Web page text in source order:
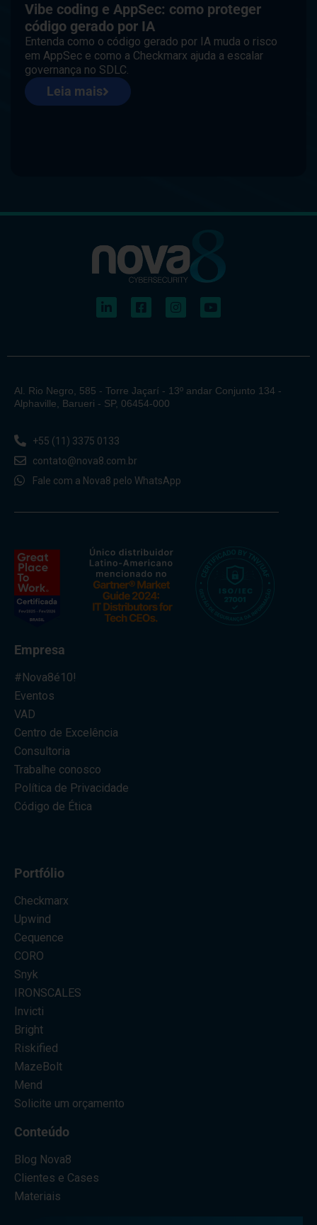
Vibe coding e AppSec: como proteger
código gerado por IA
Entenda como o código gerado por IA muda o risco
em AppSec e como a Checkmarx ajuda a escalar
governança no SDLC.
Leia mais
Al. Rio Negro, 585 - Torre Jaçarí - 13º andar Conjunto 134 -
Alphaville, Barueri - SP, 06454-000
+55 (11) 3375 0133
contato@nova8.com.br
Fale com a Nova8 pelo WhatsApp
Empresa
#Nova8é10!
Eventos
VAD
Centro de Excelência
Consultoria
Trabalhe conosco
Política de Privacidade
Código de Ética
Portfólio
Checkmarx
Upwind
Cequence
CORO
Snyk
IRONSCALES
Invicti
Bright
Riskified
MazeBolt
Mend
Solicite um orçamento
Conteúdo
Blog Nova8
Clientes e Cases
Materiais